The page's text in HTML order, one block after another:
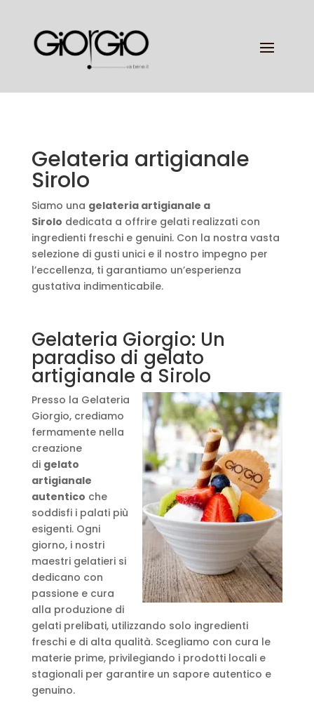
Gelateria artigianale
Sirolo
Siamo una gelateria artigianale a
Sirolo dedicata a offrire gelati realizzati con
ingredienti freschi e genuini. Con la nostra vasta
selezione di gusti unici e il nostro impegno per
l’eccellenza, ti garantiamo un’esperienza
gustativa indimenticabile.
Gelateria Giorgio: Un
paradiso di gelato
artigianale a Sirolo
Presso la Gelateria
Giorgio, crediamo
fermamente nella
creazione
di gelato
artigianale
autentico che
soddisfi i palati più
esigenti. Ogni
giorno, i nostri
maestri gelatieri si
dedicano con
passione e cura
alla produzione di
gelati prelibati, utilizzando solo ingredienti
freschi e di alta qualità. Scegliamo con cura le
materie prime, privilegiando i prodotti locali e
stagionali per garantire un sapore autentico e
genuino.